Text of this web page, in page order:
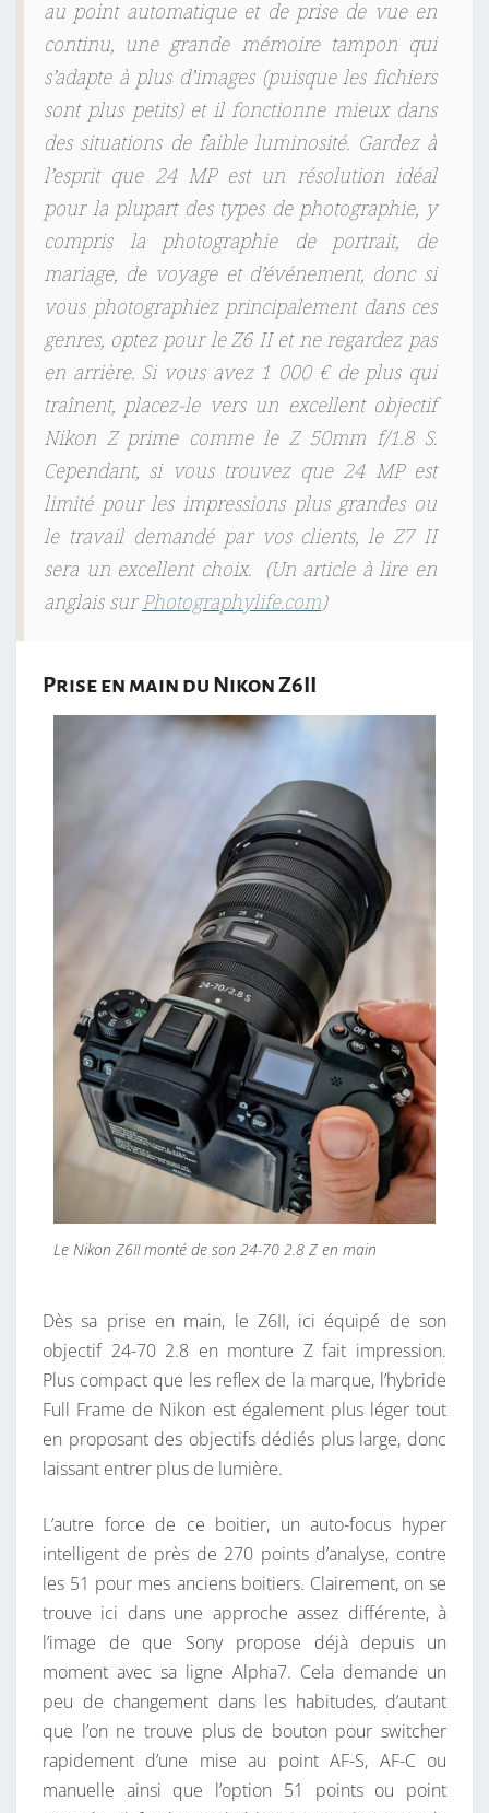
au point automatique et de prise de vue en
continu, une grande mémoire tampon qui
s’adapte à plus d’images (puisque les fichiers
sont plus petits) et il fonctionne mieux dans
des situations de faible luminosité. Gardez à
l’esprit que 24 MP est un résolution idéal
pour la plupart des types de photographie, y
compris la photographie de portrait, de
mariage, de voyage et d’événement, donc si
vous photographiez principalement dans ces
genres, optez pour le Z6 II et ne regardez pas
en arrière. Si vous avez 1 000 € de plus qui
traînent, placez-le vers un excellent objectif
Nikon Z prime comme le Z 50mm f/1.8 S.
Cependant, si vous trouvez que 24 MP est
limité pour les impressions plus grandes ou
le travail demandé par vos clients, le Z7 II
sera un excellent choix.(Un article à lire en
anglais surPhotographylife.com)
Prise en main du Nikon Z6II
Le Nikon Z6II monté de son 24-70 2.8 Z en main
Dès sa prise en main, le Z6II, ici équipé de son
objectif 24-70 2.8 en monture Z fait impression.
Plus compact que les reflex de la marque, l’hybride
Full Frame de Nikon est également plus léger tout
en proposant des objectifs dédiés plus large, donc
laissant entrer plus de lumière.
L’autre force de ce boitier, un auto-focus hyper
intelligent de près de 270 points d’analyse, contre
les 51 pour mes anciens boitiers. Clairement, on se
trouve ici dans une approche assez différente, à
l’image de que Sony propose déjà depuis un
moment avec sa ligne Alpha7. Cela demande un
peu de changement dans les habitudes, d’autant
que l’on ne trouve plus de bouton pour switcher
rapidement d’une mise au point AF-S, AF-C ou
manuelle ainsi que l’option 51 points ou point